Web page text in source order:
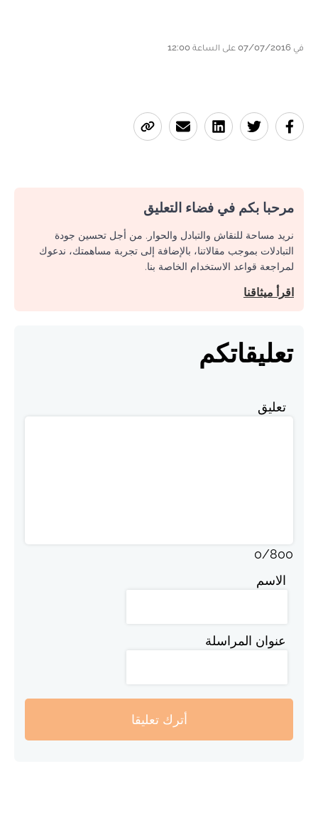
في 07/07/2016 على الساعة 12:00
مرحبا بكم في فضاء التعليق
نريد مساحة للنقاش والتبادل والحوار. من أجل تحسين جودة
التبادلات بموجب مقالاتنا، بالإضافة إلى تجربة مساهمتك، ندعوك
لمراجعة قواعد الاستخدام الخاصة بنا.
اقرأ ميثاقنا
تعليقاتكم
تعليق
0/800
الاسم
عنوان المراسلة
أترك تعليقا